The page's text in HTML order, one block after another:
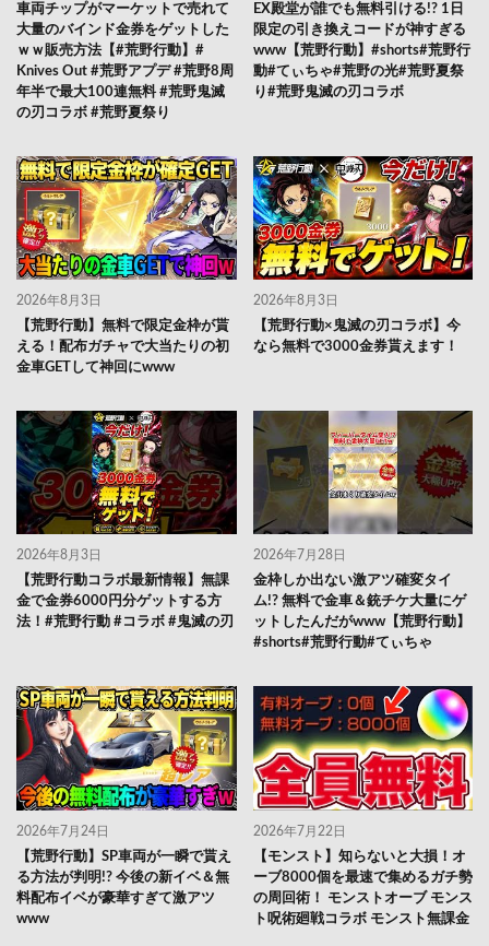
車両チップがマーケットで売れて
大量のバインド金券をゲットした
ｗｗ販売方法【#荒野行動】#
Knives Out #荒野アプデ #荒野8周
年半で最大100連無料 #荒野鬼滅
の刃コラボ #荒野夏祭り
EX殿堂が誰でも無料引ける!? 1日
限定の引き換えコードが神すぎる
www【荒野行動】#shorts#荒野行
動#てぃちゃ#荒野の光#荒野夏祭
り#荒野鬼滅の刃コラボ
2026年8月3日
【荒野行動】無料で限定金枠が貰
える！配布ガチャで大当たりの初
金車GETして神回にwww
2026年8月3日
【荒野行動×鬼滅の刃コラボ】今
なら無料で3000金券貰えます！
2026年8月3日
【荒野行動コラボ最新情報】無課
金で金券6000円分ゲットする方
法！#荒野行動 #コラボ #鬼滅の刃
2026年7月28日
金枠しか出ない激アツ確変タイ
ム!? 無料で金車＆銃チケ大量にゲ
ットしたんだがwww【荒野行動】
#shorts#荒野行動#てぃちゃ
2026年7月24日
【荒野行動】SP車両が一瞬で貰え
る方法が判明!? 今後の新イベ＆無
料配布イベが豪華すぎて激アツ
www
2026年7月22日
【モンスト】知らないと大損！オ
ーブ8000個を最速で集めるガチ勢
の周回術！ モンストオーブ モンス
ト呪術廻戦コラボ モンスト無課金